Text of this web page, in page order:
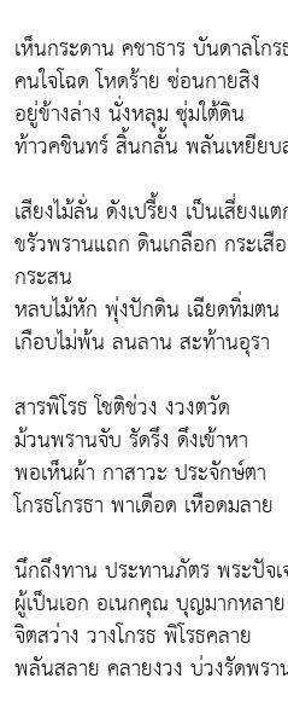
เห็นกระดาน คชาธาร บันดาลโกร
คนใจโฉด โหดร้าย ซ่อนกายสิง
อยู่ข้างล่าง นั่งหลุม ซุ่มใต้ดิน
ท้าวคชินทร์ สิ้นกลั้น พลันเหยียบ
เสียงไม้ลั่น ดังเปรี้ยง เป็นเสี่ยงแ
ขรัวพรานแถก ดินเกลือก กระเสื
กระสน
หลบไม้หัก พุ่งปักดิน เฉียดทิ่มตน
เกือบไม่พ้น ลนลาน สะท้านอุรา
สารพิโรธ โชติช่วง งวงตวัด
ม้วนพรานจับ รัดรึง ดึงเข้าหา
พอเห็นผ้า กาสาวะ ประจักษ์ตา
โกรธโกรธา พาเดือด เหือดมลาย
นึกถึงทาน ประทานภัตร พระปัจเ
ผู้เป็นเอก อเนกคุณ บุญมากหลาย
จิตสว่าง วางโกรธ พิโรธคลาย
พลันสลาย คลายงวง บ่วงรัดพรา